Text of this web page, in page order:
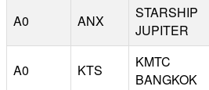
A0 ANX
STARSHIP
JUPITER
A0 KTS
KMTC
BANGKOK